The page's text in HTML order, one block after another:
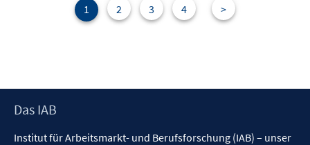
1 2 3 4 >
Footer
Das IAB
Institut für Arbeitsmarkt- und Berufsforschung (IAB) – unser